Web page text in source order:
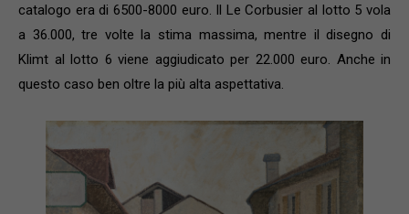
catalogo era di 6500-8000 euro. Il Le Corbusier al lotto 5 vola
a 36.000, tre volte la stima massima, mentre il disegno di
Klimt al lotto 6 viene aggiudicato per 22.000 euro. Anche in
questo caso ben oltre la più alta aspettativa.